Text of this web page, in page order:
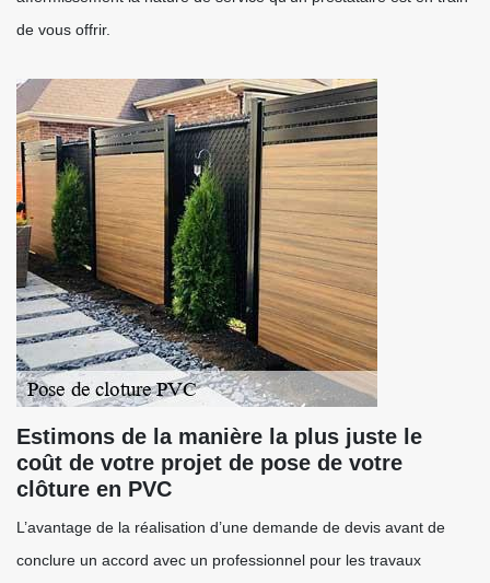
de vous offrir.
Estimons de la manière la plus juste le
coût de votre projet de pose de votre
clôture en PVC
L’avantage de la réalisation d’une demande de devis avant de
conclure un accord avec un professionnel pour les travaux